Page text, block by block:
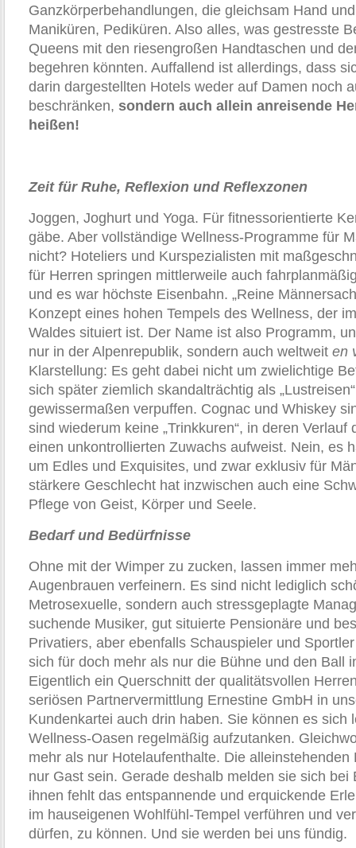
Ganzkörperbehandlungen, die gleichsam Hand
Maniküren, Pediküren. Also alles, was gestresste
Queens mit den riesengroßen Handtaschen und
begehren könnten. Auffallend ist allerdings, dass
darin dargestellten Hotels weder auf Damen noch
beschränken, sondern auch allein anreisende
heißen!
Zeit für Ruhe, Reflexion und Reflexzonen
Joggen, Joghurt und Yoga. Für fitnessorientierte
gäbe. Aber vollständige Wellness-Programme für
nicht? Hoteliers und Kurspezialisten mit
für Herren springen mittlerweile auch
und es war höchste Eisenbahn. „Reine
Konzept eines hohen Tempels des Wellness, der
Waldes situiert ist. Der Name ist also Programm,
nur in der Alpenrepublik, sondern auch weltweit en
Klarstellung: Es geht dabei nicht um zwielichtige
sich später ziemlich skandalträchtig als
gewissermaßen verpuffen. Cognac und Whiskey
sind wiederum keine „Trinkkuren“, in deren Verlauf
einen unkontrollierten Zuwachs aufweist. Nein, es
um Edles und Exquisites, und zwar exklusiv für
stärkere Geschlecht hat inzwischen auch eine
Pflege von Geist, Körper und Seele.
Bedarf und Bedürfnisse
Ohne mit der Wimper zu zucken, lassen immer
Augenbrauen verfeinern. Es sind nicht lediglich
Metrosexuelle, sondern auch stressgeplagte
suchende Musiker, gut situierte Pensionäre und
Privatiers, aber ebenfalls Schauspieler und
sich für doch mehr als nur die Bühne und den Ball
Eigentlich ein Querschnitt der qualitätsvollen
seriösen Partnervermittlung Ernestine GmbH in
Kundenkartei auch drin haben. Sie können es sich
Wellness-Oasen regelmäßig aufzutanken.
mehr als nur Hotelaufenthalte. Die alleinstehenden
nur Gast sein. Gerade deshalb melden sie sich bei
ihnen fehlt das entspannende und erquickende
im hauseigenen Wohlfühl-Tempel verführen und
dürfen, zu können. Und sie werden bei uns fündig.